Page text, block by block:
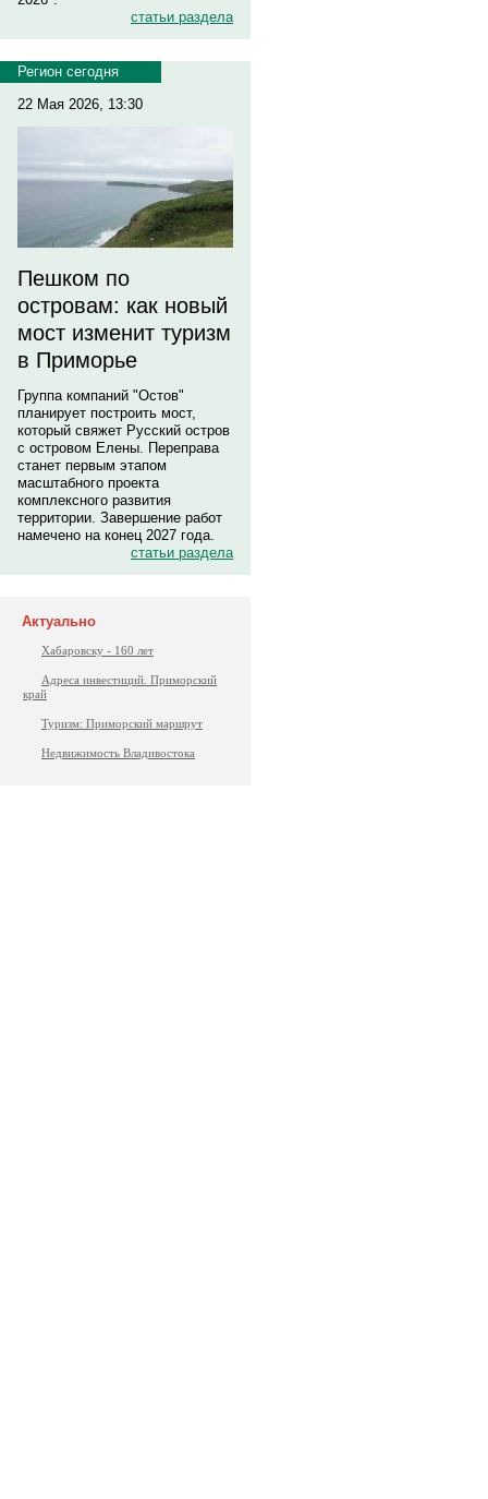
статьи раздела
Регион сегодня
22 Мая 2026, 13:30
Пешком по
островам: как новый
мост изменит туризм
в Приморье
Группа компаний "Остов"
планирует построить мост,
который свяжет Русский остров
с островом Елены. Переправа
станет первым этапом
масштабного проекта
комплексного развития
территории. Завершение работ
намечено на конец 2027 года.
статьи раздела
Актуально
Хабаровску - 160 лет
Адреса инвестиций. Приморский
край
Туризм: Приморский маршрут
Недвижимость Владивостока